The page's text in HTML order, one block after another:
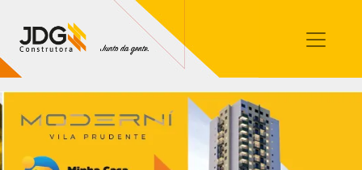
Contato
Sobre nós
Blog